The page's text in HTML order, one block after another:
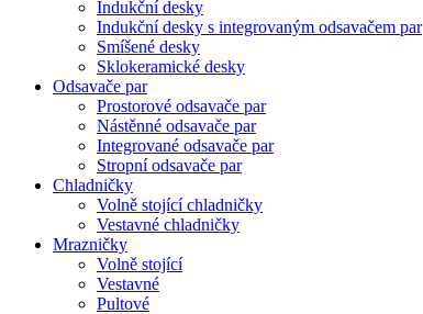
Indukční desky
Indukční desky s integrovaným odsavačem par
Smíšené desky
Sklokeramické desky
Odsavače par
Prostorové odsavače par
Nástěnné odsavače par
Integrované odsavače par
Stropní odsavače par
Chladničky
Volně stojící chladničky
Vestavné chladničky
Mrazničky
Volně stojící
Vestavné
Pultové